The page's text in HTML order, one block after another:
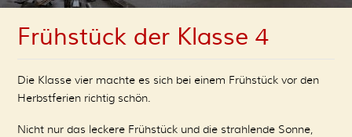
Frühstück der Klasse 4
Die Klasse vier machte es sich bei einem Frühstück vor den
Herbstferien richtig schön.
Nicht nur das leckere Frühstück und die strahlende Sonne,